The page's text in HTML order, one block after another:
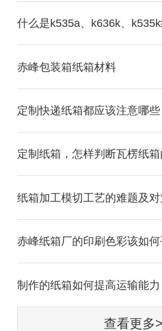
什么是k535a、k636k、k535k
赤峰包装箱纸箱材料
定制快递纸箱都应该注意哪些
赤峰纸箱厂的印刷色彩该如何
制作的纸箱如何提高运输能力
查看更多